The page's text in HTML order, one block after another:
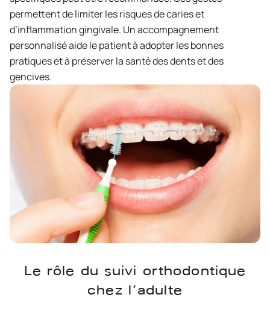
permettent de limiter les risques de caries et
d’inflammation gingivale. Un accompagnement
personnalisé aide le patient à adopter les bonnes
pratiques et à préserver la santé des dents et des
gencives.
Le rôle du suivi orthodontique
chez l’adulte